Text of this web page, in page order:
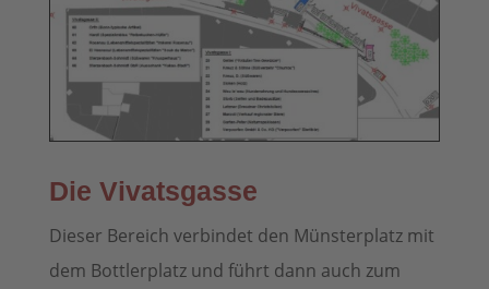
Die Vivatsgasse
Dieser Bereich verbindet den Münsterplatz mit
dem Bottlerplatz und führt dann auch zum